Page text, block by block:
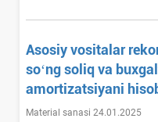
Asosiy vositalar
soʻng soliq va
amortizatsiyani
Material sanasi 24.01.2025